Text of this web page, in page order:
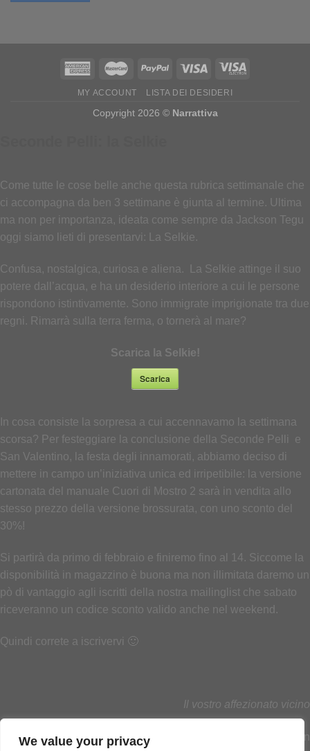
We value your privacy
MY ACCOUNT LISTA DEI DESIDERI
Copyright 2026 © Narrattiva
Come tutte le cose belle anche questa rubrica settimanale che
ci accompagna da ben 3 settimane è giunta al termine. Ultima
ma non per importanza, ideata come sempre da Jackson Tegu
oggi siamo lieti di presentarvi: La Selkie.
Confusa, nostalgica, curiosa e aliena. La Selkie attinge il suo
potere dall’acqua, e ha un desiderio interiore a cui le persone
rispondono istintivamente. Sono immigrate imprigionate tra due
regni. Rimarrà sulla terra ferma, o tornerà al mare?
Scarica la Selkie!
Scarica
In cosa consiste la sorpresa a cui accennavamo la settimana
scorsa? Per festeggiare la conclusione della Seconde Pelli e
San Valentino, la festa degli innamorati, abbiamo deciso di
mettere in campo un’iniziativa unica ed irripetibile: la versione
cartonata del manuale Cuori di Mostro 2 sarà in vendita allo
stesso prezzo della versione brossurata, con uno sconto del
30%!
Si partirà da primo di febbraio e finiremo fino al 14. Siccome la
disponibilità in magazzino è buona ma non illimitata daremo un
pò di vantaggio agli iscritti della nostra mailinglist che sabato
riceveranno un codice sconto valido anche nel weekend.
Quindi correte a iscrivervi 🙂
Il vostro affezionato vicino